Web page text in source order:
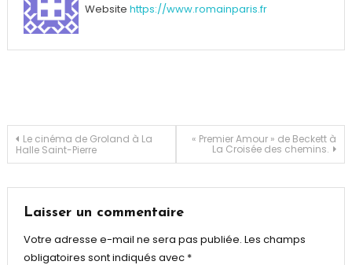
Website https://www.romainparis.fr
Navigation
l’article
Le cinéma de Groland à La
Halle Saint-Pierre
« Premier Amour » de Beckett à
La Croisée des chemins.
Laisser un commentaire
Votre adresse e-mail ne sera pas publiée. Les champs
obligatoires sont indiqués avec *